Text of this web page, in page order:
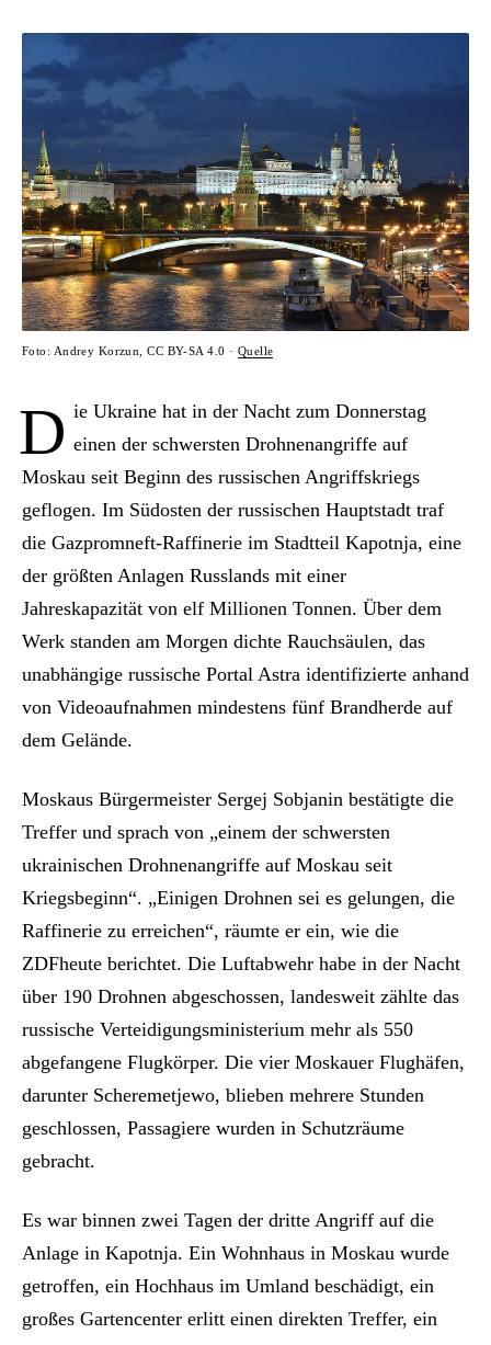
Foto: Andrey Korzun, CC BY-SA 4.0 · Quelle
D ie Ukraine hat in der Nacht zum Donnerstag
einen der schwersten Drohnenangriffe auf
Moskau seit Beginn des russischen Angriffskriegs
geflogen. Im Südosten der russischen Hauptstadt traf
die Gazpromneft-Raffinerie im Stadtteil Kapotnja, eine
der größten Anlagen Russlands mit einer
Jahreskapazität von elf Millionen Tonnen. Über dem
Werk standen am Morgen dichte Rauchsäulen, das
unabhängige russische Portal Astra identifizierte anhand
von Videoaufnahmen mindestens fünf Brandherde auf
dem Gelände.
Moskaus Bürgermeister Sergej Sobjanin bestätigte die
Treffer und sprach von „einem der schwersten
ukrainischen Drohnenangriffe auf Moskau seit
Kriegsbeginn“. „Einigen Drohnen sei es gelungen, die
Raffinerie zu erreichen“, räumte er ein, wie die
ZDFheute berichtet. Die Luftabwehr habe in der Nacht
über 190 Drohnen abgeschossen, landesweit zählte das
russische Verteidigungsministerium mehr als 550
abgefangene Flugkörper. Die vier Moskauer Flughäfen,
darunter Scheremetjewo, blieben mehrere Stunden
geschlossen, Passagiere wurden in Schutzräume
gebracht.
Es war binnen zwei Tagen der dritte Angriff auf die
Anlage in Kapotnja. Ein Wohnhaus in Moskau wurde
getroffen, ein Hochhaus im Umland beschädigt, ein
großes Gartencenter erlitt einen direkten Treffer, ein